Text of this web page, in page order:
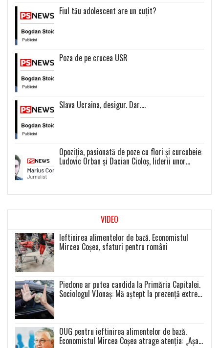
Fiul tău adolescent are un cuțit?
Poza de pe crucea USR
Slava Ucraina, desigur. Dar….
Opoziția, pasionată de poze cu flori și curcubeie:
Ludovic Orban și Dacian Cioloș, liderii unor
VIDEO
Ieftinirea alimentelor de bază. Economistul
Mircea Coșea, sfaturi pentru români
Piedone ar putea candida la Primăria Capitalei.
Sociologul V.Ionaș: Mă aștept la prezență extrem
OUG pentru ieftinirea alimentelor de bază.
Economistul Mircea Coșea atrage atenția: „Așa